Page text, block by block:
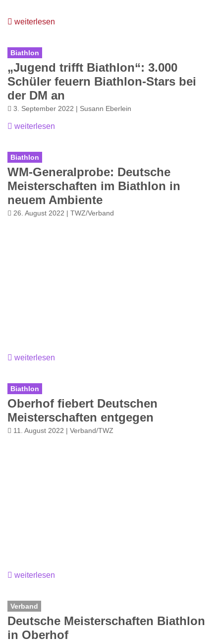
weiterlesen
Biathlon
„Jugend trifft Biathlon“: 3.000
Schüler feuern Biathlon-Stars bei
der DM an
3. September 2022 | Susann Eberlein
weiterlesen
Biathlon
WM-Generalprobe: Deutsche
Meisterschaften im Biathlon in
neuem Ambiente
26. August 2022 | TWZ/Verband
weiterlesen
Biathlon
Oberhof fiebert Deutschen
Meisterschaften entgegen
11. August 2022 | Verband/TWZ
weiterlesen
Verband
Deutsche Meisterschaften Biathlon
in Oberhof